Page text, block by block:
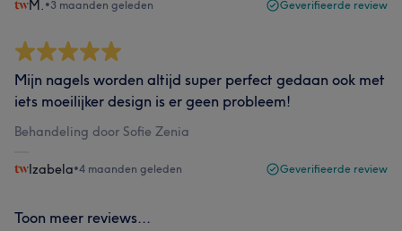
M. •3 maanden geleden Geverifieerde review
Mijn nagels worden altijd super perfect gedaan ook met
iets moeilijker design is er geen probleem!
Behandeling door Sofie Zenia
Izabela•4 maanden geleden Geverifieerde review
Toon meer reviews...